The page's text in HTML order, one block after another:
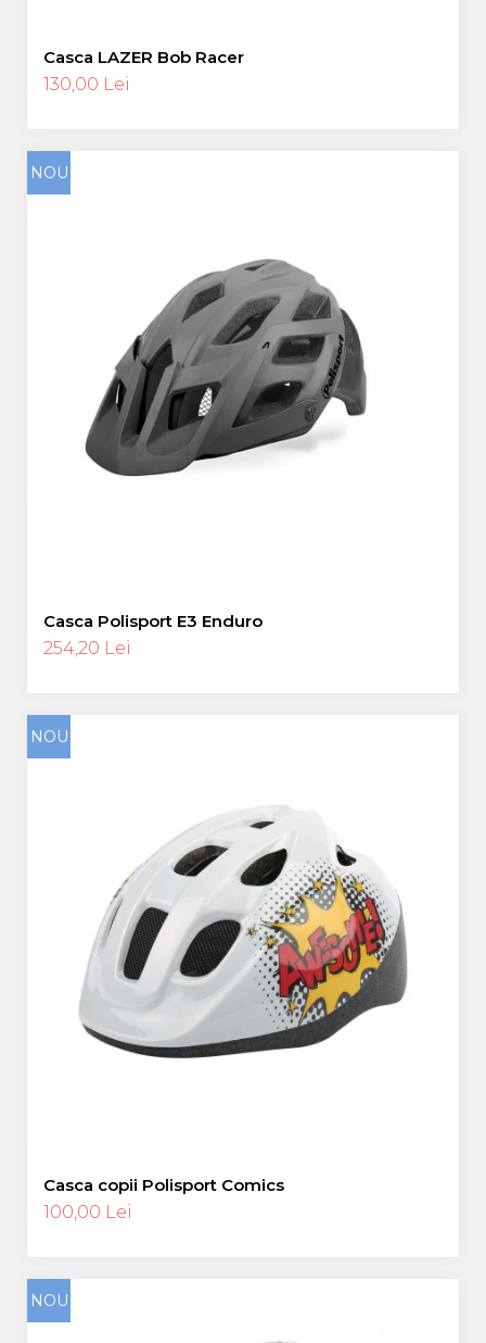
Casca LAZER Bob Racer
130,00 Lei
NOU
Casca Polisport E3 Enduro
254,20 Lei
NOU
Casca copii Polisport Comics
100,00 Lei
NOU